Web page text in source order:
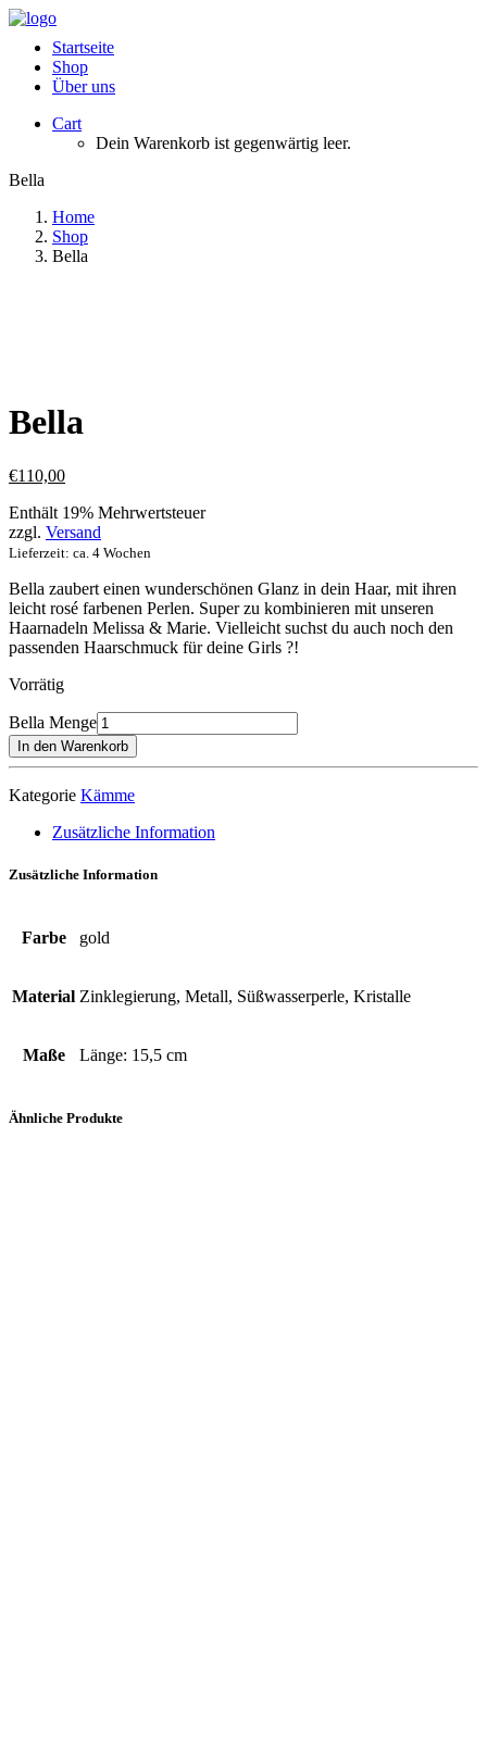
Startseite
Shop
Über uns
Cart
Dein Warenkorb ist gegenwärtig leer.
Bella
Home
Shop
Bella
Bella
€110,00
Enthält 19% Mehrwertsteuer
zzgl. Versand
Lieferzeit: ca. 4 Wochen
Bella zaubert einen wunderschönen Glanz in dein Haar, mit ihren
leicht rosé farbenen Perlen. Super zu kombinieren mit unseren
Haarnadeln Melissa & Marie. Vielleicht suchst du auch noch den
passenden Haarschmuck für deine Girls ?!
Vorrätig
Bella Menge
In den Warenkorb
Kategorie Kämme
Zusätzliche Information
Zusätzliche Information
Farbe gold
Material Zinklegierung, Metall, Süßwasserperle, Kristalle
Maße Länge: 15,5 cm
Ähnliche Produkte